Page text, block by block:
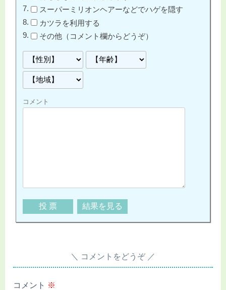
スーパーミリオンヘアーなどでハゲを隠す
カツラを利用する
その他（コメント欄からどうぞ）
コメント
コメントをどうぞ
コメント ※